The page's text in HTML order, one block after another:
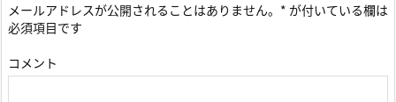
メールアドレスが公開されることはありません。 * が付いている欄は
必須項目です
コメント